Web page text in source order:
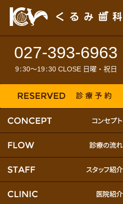
027-393-6963
9:30～19:30 CLOSE 日曜・祝日
ブログカテゴリ
毎日
ホーム ブ